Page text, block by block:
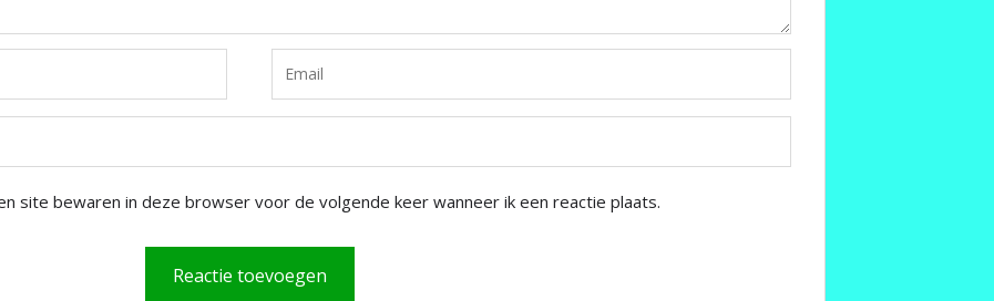
site bewaren in deze browser voor de volgende keer wanneer ik een reactie plaats.